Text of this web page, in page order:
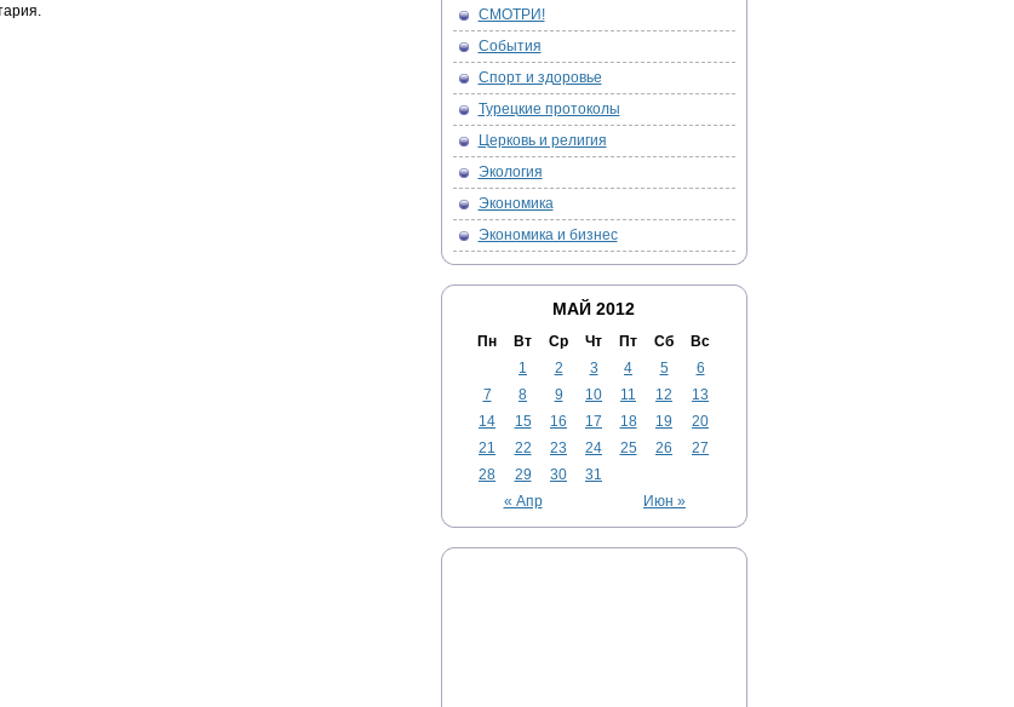
СМОТРИ!
События
Спорт и здоровье
Турецкие протоколы
Церковь и религия
Экология
Экономика
Экономика и бизнес
МАЙ 2012
Пн Вт Ср Чт Пт Сб Вс
« Апр Июн »
1 2 3 4 5
6
7
8 9 10 11 12
13
14
15 16 17 18 19
20
21
22 23 24 25 26
27
28
29 30 31